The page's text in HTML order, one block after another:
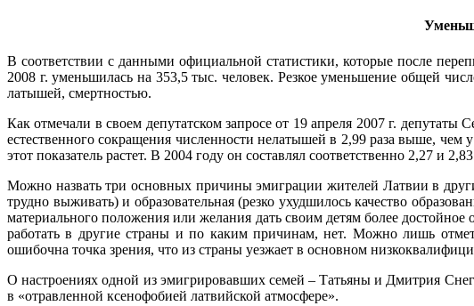
В соответствии с данными официальной статистики, которые после
2008 г. уменьшилась на 353,5 тыс. человек. Резкое уменьшение общей
латышей, смертностью.
Как отмечали в своем депутатском запросе от 19 апреля 2007 г.
естественного сокращения численности нелатышей в 2,99 раза выше,
этот показатель растет. В 2004 году он составлял соответственно 2,27 и 2,83
Можно назвать три основных причины эмиграции жителей Латвии в
трудно выживать) и образовательная (резко ухудшилось качество
материального положения или желания дать своим детям более
работать в другие страны и по каким причинам, нет. Можно лишь
ошибочна точка зрения, что из страны уезжает в основном
О настроениях одной из эмигрировавших семей – Татьяны и Дмитрия
в «отравленной ксенофобией латвийской атмосфере».